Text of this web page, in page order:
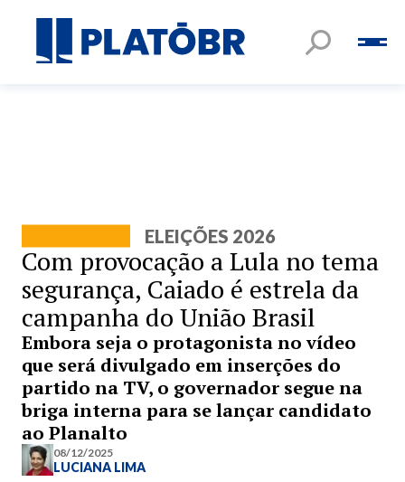
ELEIÇÕES 2026
Com provocação a Lula no tema
segurança, Caiado é estrela da
campanha do União Brasil
Embora seja o protagonista no vídeo
que será divulgado em inserções do
partido na TV, o governador segue na
briga interna para se lançar candidato
ao Planalto
08/12/2025
LUCIANA LIMA